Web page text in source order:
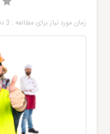
زمان مورد نیاز برای مطالعه : 3 دقیقه